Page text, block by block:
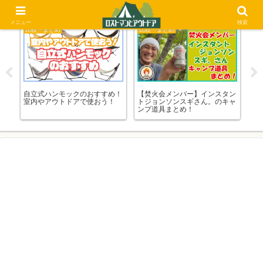
比較・まとめ
コピーだけどコスパ良し！
「MoonLence」のおすすめ紹
比較・まとめ
ガチすぎる！海外のサバイバル
番組のおすすめ！
比
メニュー 検索